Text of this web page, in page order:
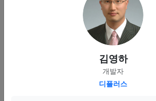
YARP를 이용한 리버스 프록시 서버
YARP(Yet Another Reverse Proxy)는 쉽고 빠르게
수 있는 리버스 프록시 도구입니다. 기본적인...
김영하
개발자
디플러스